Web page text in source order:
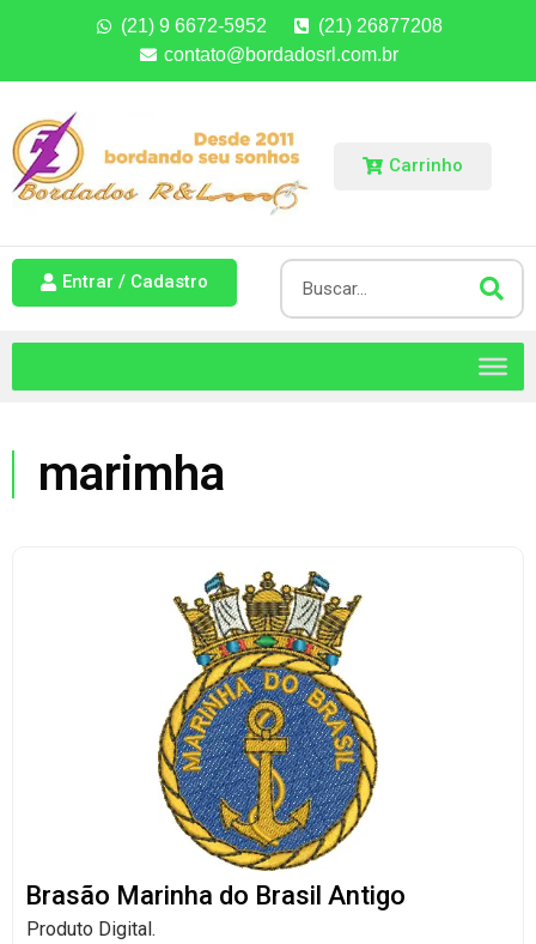
(21) 9 6672-5952
(21) 26877208
contato@bordadosrl.com.br
Carrinho
Entrar / Cadastro
marimha
Brasão Marinha do Brasil Antigo
Produto Digital.